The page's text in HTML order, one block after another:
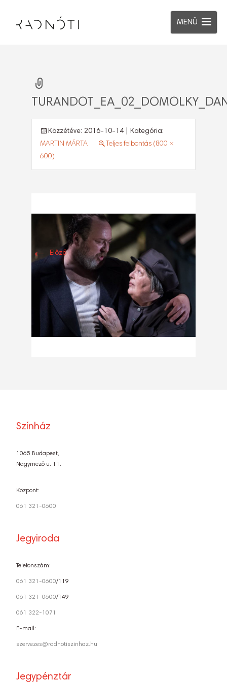
MENÜ
Közzétéve: 2016-10-14 | Kategória:
MARTIN MÁRTA
Teljes felbontás (800 ×
600)
← Előző
Színház
1065 Budapest,
Nagymező u. 11.
Központ:
061 321-0600
Jegyiroda
Telefonszám:
061 321-0600/119
061 321-0600/149
061 322-1071
E-mail:
szervezes@radnotiszinhaz.hu
Jegypénztár